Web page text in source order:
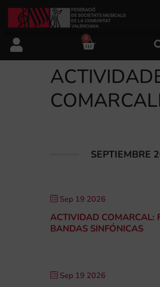
FSMCV
Actualidad
0
SEPTIEMBRE
Sep 19 2026
ACTIVIDAD COMARCAL:
BANDAS SINFÓNICAS
Sep 19 2026